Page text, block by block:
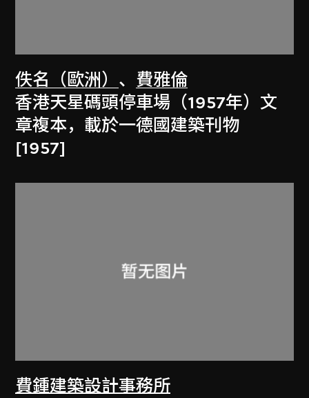
佚名（歐洲） 、 費雅倫
香港天星碼頭停車場（1957年）文
章複本，載於一德國建築刊物
[1957]
費鍾建築設計事務所